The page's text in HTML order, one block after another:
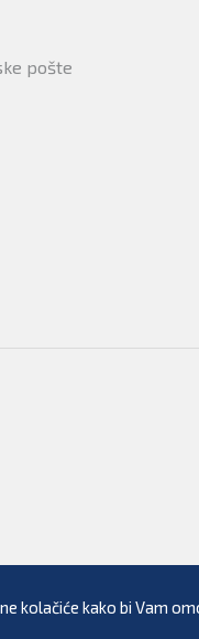
pošte
kolačiće kako bi Vam